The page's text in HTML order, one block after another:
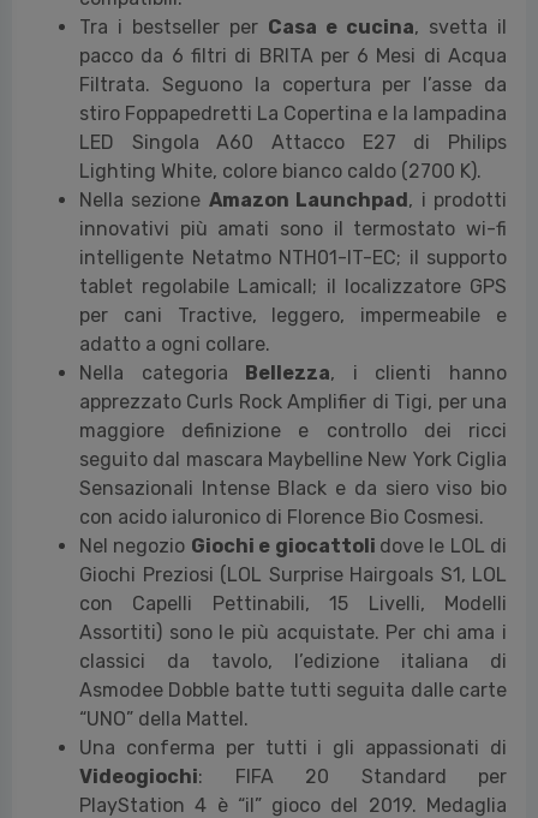
Tra i bestseller per Casa e cucina, svetta il
pacco da 6 filtri di BRITA per 6 Mesi di Acqua
Filtrata. Seguono la copertura per l’asse da
stiro Foppapedretti La Copertina e la lampadina
LED Singola A60 Attacco E27 di Philips
Lighting White, colore bianco caldo (2700 K).
Nella sezione Amazon Launchpad, i prodotti
innovativi più amati sono il termostato wi-fi
intelligente Netatmo NTH01-IT-EC; il supporto
tablet regolabile Lamicall; il localizzatore GPS
per cani Tractive, leggero, impermeabile e
adatto a ogni collare.
Nella categoria Bellezza, i clienti hanno
apprezzato Curls Rock Amplifier di Tigi, per una
maggiore definizione e controllo dei ricci
seguito dal mascara Maybelline New York Ciglia
Sensazionali Intense Black e da siero viso bio
con acido ialuronico di Florence Bio Cosmesi.
Nel negozio Giochi e giocattoli dove le LOL di
Giochi Preziosi (LOL Surprise Hairgoals S1, LOL
con Capelli Pettinabili, 15 Livelli, Modelli
Assortiti) sono le più acquistate. Per chi ama i
classici da tavolo, l’edizione italiana di
Asmodee Dobble batte tutti seguita dalle carte
“UNO” della Mattel.
Una conferma per tutti i gli appassionati di
Videogiochi: FIFA 20 Standard per
PlayStation 4 è “il” gioco del 2019. Medaglia